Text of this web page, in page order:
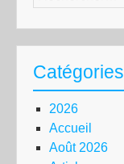
Catégories
2026
Accueil
Août 2026